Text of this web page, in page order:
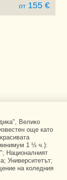
от155 €
Велико
още като
1 ½ ч.):
Националният
Университетът;
на коледния